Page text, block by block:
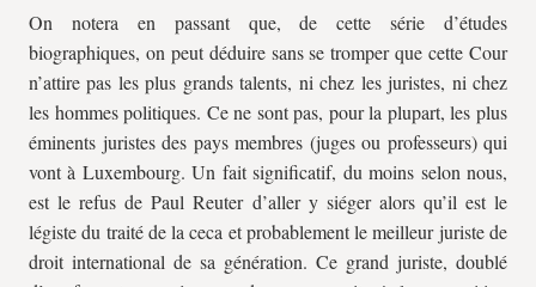
On notera en passant que, de cette série d’études
biographiques, on peut déduire sans se tromper que cette Cour
n’attire pas les plus grands talents, ni chez les juristes, ni chez
les hommes politiques. Ce ne sont pas, pour la plupart, les plus
éminents juristes des pays membres (juges ou professeurs) qui
vont à Luxembourg. Un fait significatif, du moins selon nous,
est le refus de Paul Reuter d’aller y siéger alors qu’il est le
légiste du traité de laceca et probablement le meilleur juriste de
droit international de sa génération. Ce grand juriste, doublé